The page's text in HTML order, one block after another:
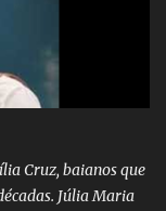
causem mais
grave situação.
do estado
as
federal pedir
Essa disseminação
de um padrão...
Cruz, baianos que
Júlia Maria